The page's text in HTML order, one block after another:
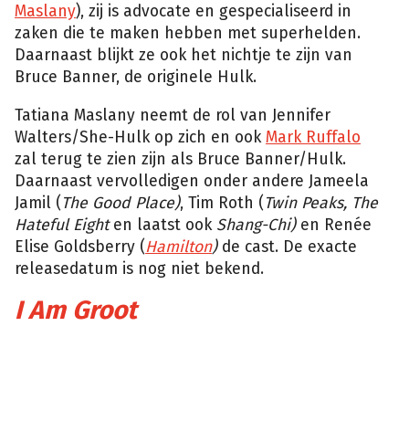
Maslany), zij is advocate en gespecialiseerd in
zaken die te maken hebben met superhelden.
Daarnaast blijkt ze ook het nichtje te zijn van
Bruce Banner, de originele Hulk.
Tatiana Maslany neemt de rol van Jennifer
Walters/She-Hulk op zich en ookMark Ruffalo
zal terug te zien zijn als Bruce Banner/Hulk.
Daarnaast vervolledigen onder andere Jameela
Jamil ( The Good Place), Tim Roth ( Twin Peaks, The
Hateful Eighten laatst ook Shang-Chi)en Renée
Elise Goldsberry (Hamilton)de cast. De exacte
releasedatum is nog niet bekend.
I Am Groot